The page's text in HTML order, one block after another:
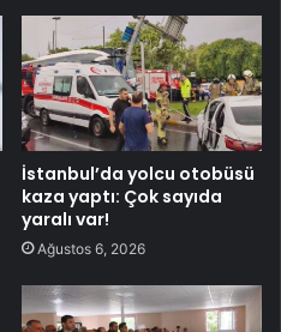
İstanbul’da yolcu otobüsü
kaza yaptı: Çok sayıda
yaralı var!
Ağustos 6, 2026